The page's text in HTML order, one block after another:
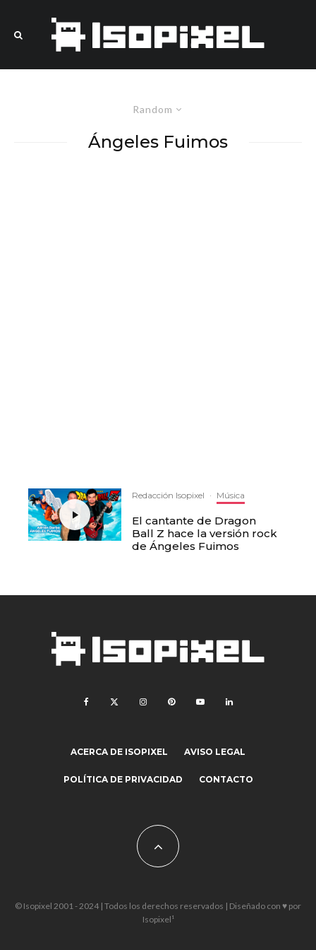
Random
Ángeles Fuimos
Redacción Isopixel · Música
El cantante de Dragon
Ball Z hace la versión rock
de Ángeles Fuimos
ACERCA DE ISOPIXEL AVISO LEGAL
POLÍTICA DE PRIVACIDAD CONTACTO
© Isopixel 2001 - 2024 | Todos los derechos reservados | Diseñado con ♥ por
Isopixel¹